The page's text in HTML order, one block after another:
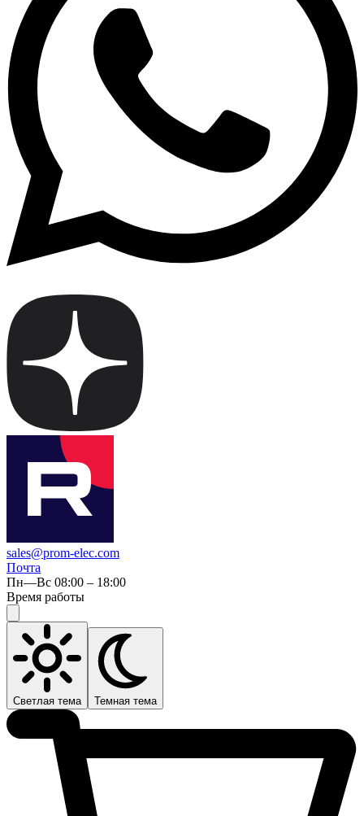
sales@prom-elec.com
Почта
Пн—Вс 08:00 – 18:00
Время работы
Светлая тема Темная тема